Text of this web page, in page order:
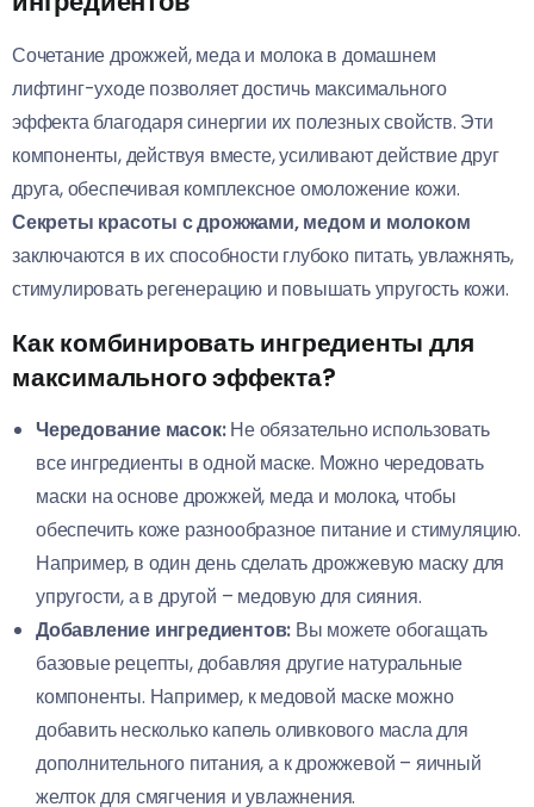
Сочетание дрожжей, меда и молока в домашнем
лифтинг-уходе позволяет достичь максимального
эффекта благодаря синергии их полезных свойств. Эти
компоненты, действуя вместе, усиливают действие друг
друга, обеспечивая комплексное омоложение кожи.
Секреты красоты с дрожжами, медом и молоком
заключаются в их способности глубоко питать, увлажнять,
стимулировать регенерацию и повышать упругость кожи.
Как комбинировать ингредиенты для
максимального эффекта?
Чередование масок:Не обязательно использовать
все ингредиенты в одной маске. Можно чередовать
маски на основе дрожжей, меда и молока, чтобы
обеспечить коже разнообразное питание и стимуляцию.
Например, в один день сделать дрожжевую маску для
упругости, а в другой – медовую для сияния.
Добавление ингредиентов: Вы можете обогащать
базовые рецепты, добавляя другие натуральные
компоненты. Например, к медовой маске можно
добавить несколько капель оливкового масла для
дополнительного питания, а к дрожжевой – яичный
желток для смягчения и увлажнения.